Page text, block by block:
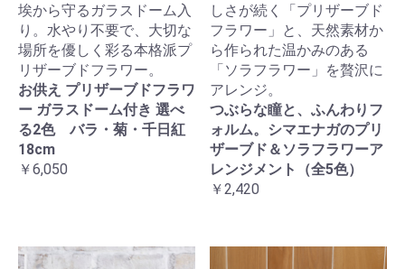
埃から守るガラスドーム入
り。水やり不要で、大切な
場所を優しく彩る本格派プ
リザーブドフラワー。
お供え プリザーブドフラワ
ー ガラスドーム付き 選べ
る2色 バラ・菊・千日紅
18cm
￥6,050
しさが続く「プリザーブド
フラワー」と、天然素材か
ら作られた温かみのある
「ソラフラワー」を贅沢に
アレンジ。
つぶらな瞳と、ふんわりフ
ォルム。シマエナガのプリ
ザーブド＆ソラフラワーア
レンジメント（全5色）
￥2,420